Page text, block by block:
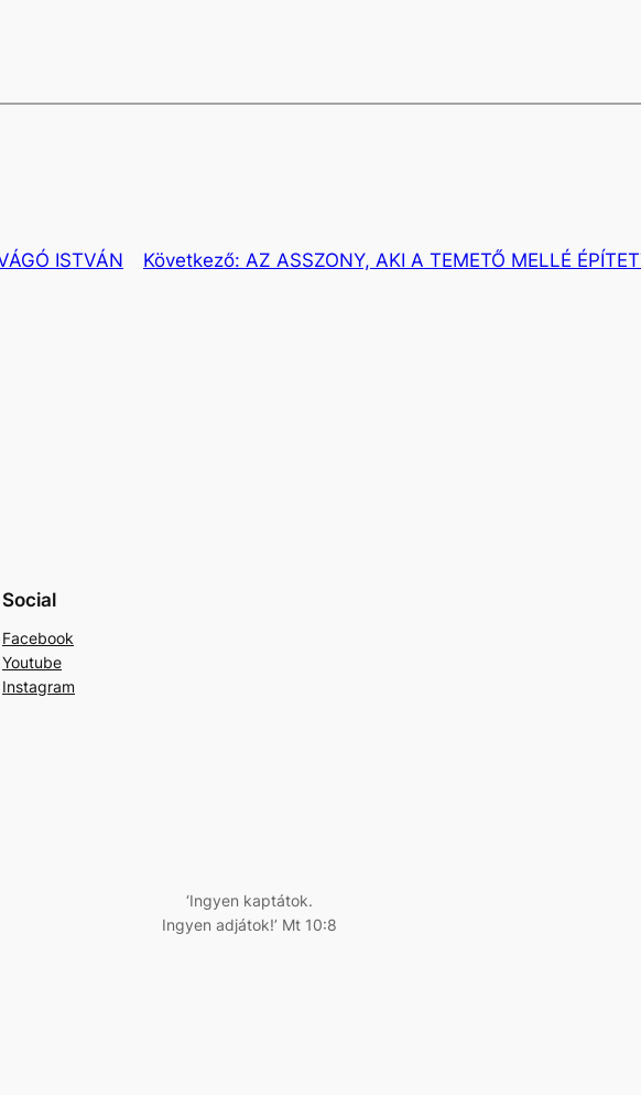
ISTVÁN Következő: AZ ASSZONY, AKI A TEMETŐ MELLÉ
Social
Facebook
Youtube
Instagram
‘Ingyen kaptátok.
Ingyen adjátok!’ Mt 10:8